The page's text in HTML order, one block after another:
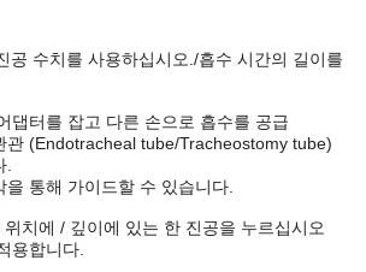
공 수치를 사용하십시오./흡수 시간의 길이를
댑터를 잡고 다른 손으로 흡수를 공급
관 (Endotracheal tube/Tracheostomy tube)
통해 가이드할 수 있습니다.
치에 / 깊이에 있는 한 진공을 누르십시오
용합니다.